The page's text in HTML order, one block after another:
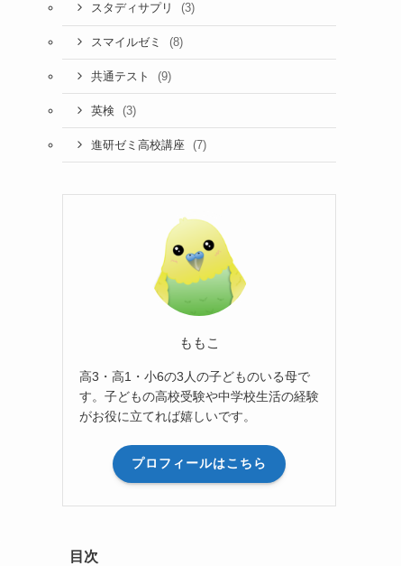
スタディサプリ (3)
スマイルゼミ (8)
共通テスト (9)
英検 (3)
進研ゼミ高校講座 (7)
ももこ
高3・高1・小6の3人の子どものいる母で
す。子どもの高校受験や中学校生活の経験
がお役に立てれば嬉しいです。
プロフィールはこちら
目次